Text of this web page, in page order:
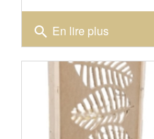
search En lire plus